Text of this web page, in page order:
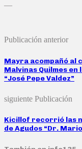
—
Publicación anterior
Mayra acompañó al
Malvinas Quilmes
“José Pepe Valdez”
siguiente Publicación
Kicillof recorrió las
de Agudos “Dr.